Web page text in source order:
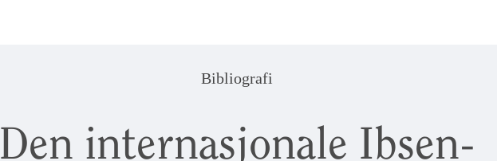
Bibliografi
Den internasjonale Ibsen-